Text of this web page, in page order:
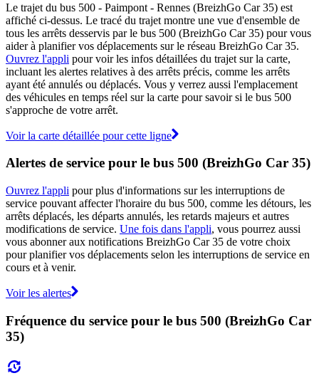
Le trajet du bus 500 - Paimpont - Rennes (BreizhGo Car 35) est
affiché ci-dessus. Le tracé du trajet montre une vue d'ensemble de
tous les arrêts desservis par le bus 500 (BreizhGo Car 35) pour vous
aider à planifier vos déplacements sur le réseau BreizhGo Car 35.
Ouvrez l'appli pour voir les infos détaillées du trajet sur la carte,
incluant les alertes relatives à des arrêts précis, comme les arrêts
ayant été annulés ou déplacés. Vous y verrez aussi l'emplacement
des véhicules en temps réel sur la carte pour savoir si le bus 500
s'approche de votre arrêt.
Voir la carte détaillée pour cette ligne
Alertes de service pour le bus 500 (BreizhGo Car 35)
Ouvrez l'appli pour plus d'informations sur les interruptions de
service pouvant affecter l'horaire du bus 500, comme les détours, les
arrêts déplacés, les départs annulés, les retards majeurs et autres
modifications de service. Une fois dans l'appli, vous pourrez aussi
vous abonner aux notifications BreizhGo Car 35 de votre choix
pour planifier vos déplacements selon les interruptions de service en
cours et à venir.
Voir les alertes
Fréquence du service pour le bus 500 (BreizhGo Car
35)